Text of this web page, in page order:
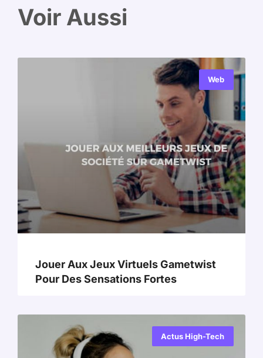
Voir Aussi
Web
Jouer Aux Jeux Virtuels Gametwist
Pour Des Sensations Fortes
Actus High-Tech